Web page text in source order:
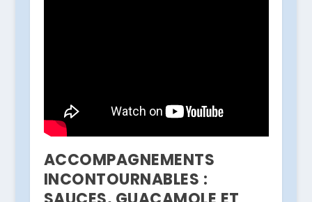
ACCOMPAGNEMENTS
INCONTOURNABLES :